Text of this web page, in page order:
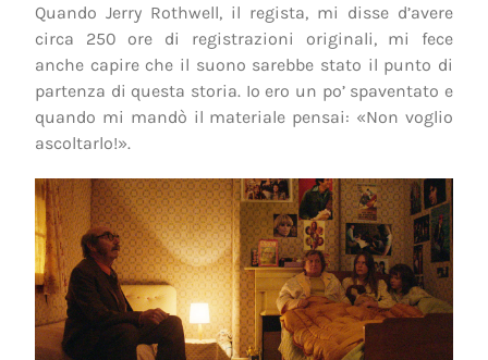
Quando Jerry Rothwell, il regista, mi disse d’avere
circa 250 ore di registrazioni originali, mi fece
anche capire che il suono sarebbe stato il punto di
partenza di questa storia. Io ero un po’ spaventato e
quando mi mandò il materiale pensai: «Non voglio
ascoltarlo!».